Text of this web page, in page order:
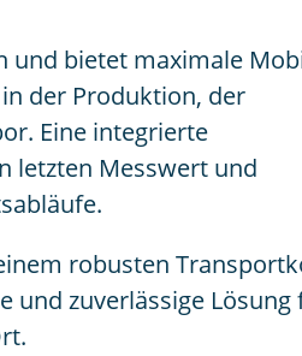
und bietet maximale
der Produktion, der
Eine integrierte
letzten Messwert und
robusten
und zuverlässige Lösung